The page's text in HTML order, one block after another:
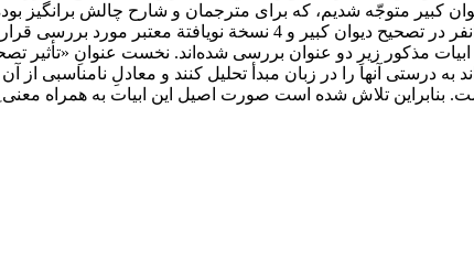
دیوان کبیر متوجّه شدیم، که برای مترجمان و شارح چالش
ابیات ابتدا از منظر نسخه‌شناسی با توجه به نسخ مورد استفاده
مذکور زیرِ دو عنوان بررسی شده‌اند. نخست عنوانِ
به درستی آنها را در زبان مبدأ تحلیل کنند و معادلِ نامناسبی از
تلاش شده است صورت اصیل این ابیات به همراه معنی